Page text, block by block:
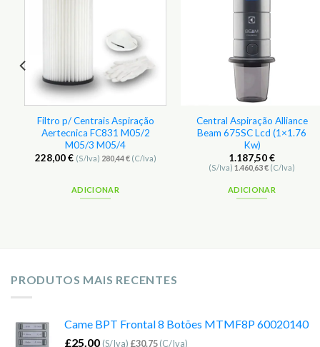
Filtro p/ Centrais Aspiração
Aertecnica FC831 M05/2
M05/3 M05/4
228,00€ (S/Iva) 280,44€(C/Iva)
ADICIONAR
Central Aspiração Alliance
Beam 675SC Lcd (1×1.76
Kw)
1.187,50€
(S/Iva) 1.460,63€ (C/Iva)
ADICIONAR
PRODUTOS MAIS RECENTES
Came BPT Frontal 8 Botões MTMF8P 60020140
£25.00 (S/Iva) £30.75(C/Iva)